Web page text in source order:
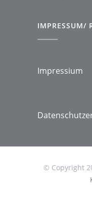
IMPRESSUM/
Impressium
© Copyright